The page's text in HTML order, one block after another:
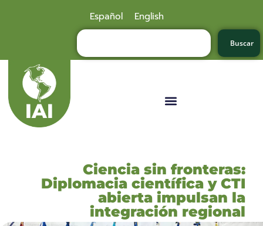
Español English
Buscar
Ciencia sin fronteras:
Diplomacia científica y CTI
abierta impulsan la
integración regional